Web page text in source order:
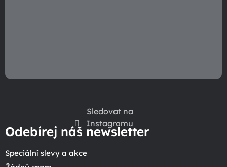
Sledovat na
Instagramu
Odebírej náš newsletter
Speciální slevy a akce